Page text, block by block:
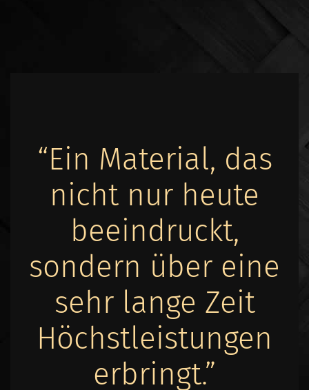
“Ein Material, das
nicht nur heute
beeindruckt,
sondern über eine
sehr lange Zeit
Höchstleistungen
erbringt.”